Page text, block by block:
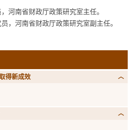
河南省财政厅政策研究室主任。
，河南省财政厅政策研究室副主任。
得新成效